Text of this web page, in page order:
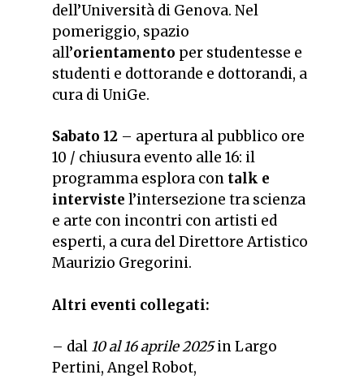
dell’Università di Genova. Nel
pomeriggio, spazio
all’orientamento per studentesse e
studenti e dottorande e dottorandi, a
cura di UniGe.
Sabato 12 – apertura al pubblico ore
10 / chiusura evento alle 16: il
programma esplora con talk e
interviste l’intersezione tra scienza
e arte con incontri con artisti ed
esperti, a cura del Direttore Artistico
Maurizio Gregorini.
Altri eventi collegati:
– dal 10 al 16 aprile 2025in Largo
Pertini, Angel Robot,